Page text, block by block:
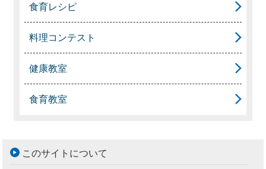
食育レシピ
料理コンテスト
健康教室
食育教室
このサイトについて